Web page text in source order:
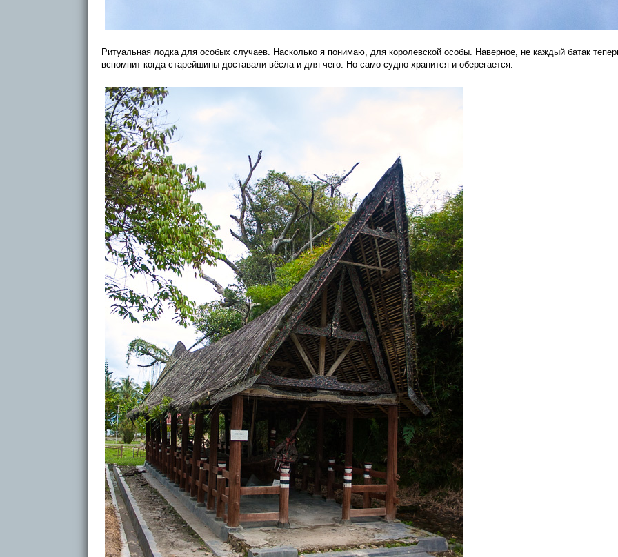
Ритуальная лодка для особых случаев. Насколько я понимаю, для королевской особы. Наверное, не каждый батак
вспомнит когда старейшины доставали вёсла и для чего. Но само судно хранится и оберегается.